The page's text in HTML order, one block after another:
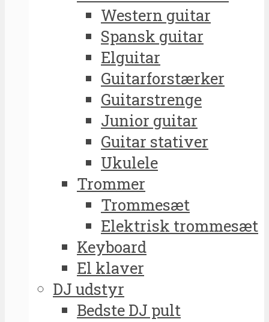
Western guitar
Spansk guitar
Elguitar
Guitarforstærker
Guitarstrenge
Junior guitar
Guitar stativer
Ukulele
Trommer
Trommesæt
Elektrisk trommesæt
Keyboard
El klaver
DJ udstyr
Bedste DJ pult